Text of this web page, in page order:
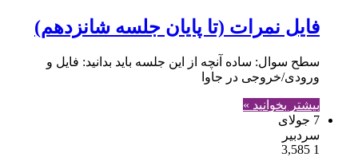
فایل نمرات (تا پایان جلسه شانزدهم)
سطح سوال: ساده آنچه از این جلسه باید بدانید: فایل و
ورودی/خروجی در جاوا
بیشتر بخوانید »
7 جولای
سردبیر
1